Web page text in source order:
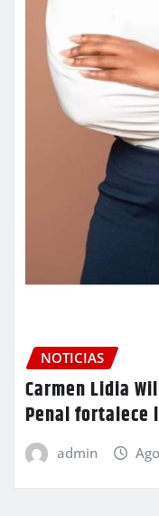
NOTICIAS
Carmen Lidia
Penal fortalece
admin